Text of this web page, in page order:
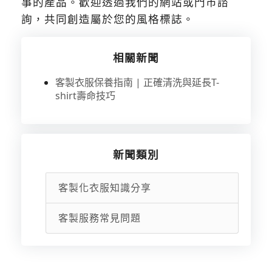
詢，共同創造屬於您的風格標誌。
相關新聞
客製衣服保養指南 | 正確清洗與延長T-
shirt壽命技巧
新聞類別
客製化衣服知識分享
客製服務常見問題